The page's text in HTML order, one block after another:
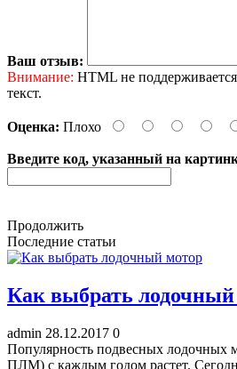
Ваш отзыв:
Внимание: HTML не
текст.
Оценка: Плохо
Введите код, указанный на
Продолжить
Последние статьи
Как выбрать
admin 28.12.2017 0
Популярность подвесных лодочных
ПЛМ) с каждым годом растет.